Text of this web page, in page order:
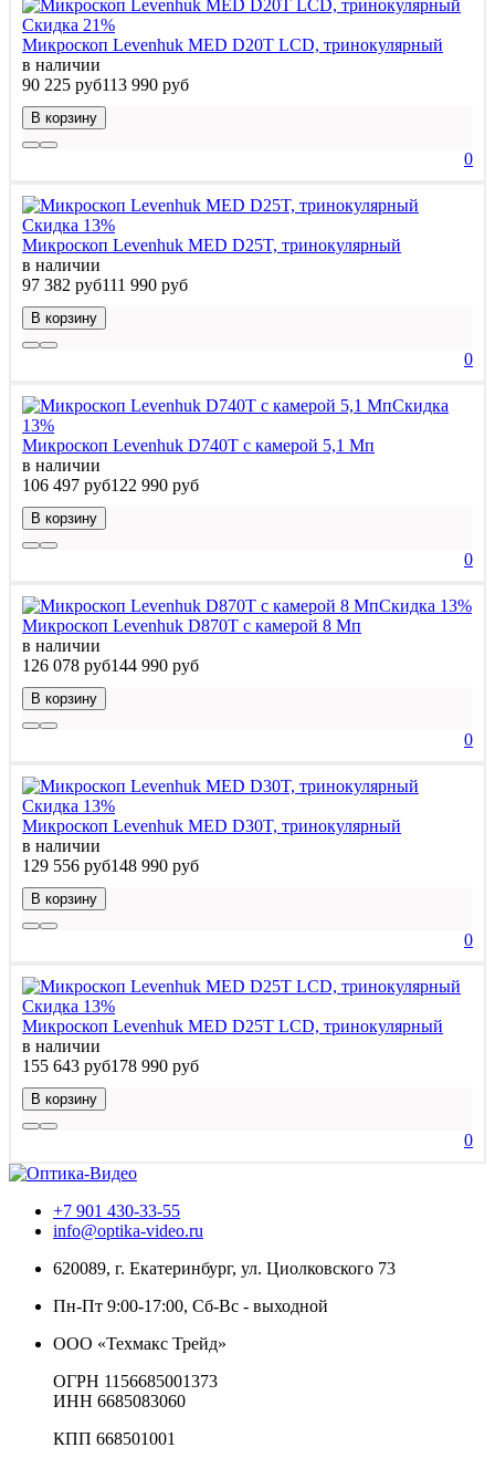
Скидка 21%
Микроскоп Levenhuk MED D20T LCD, тринокулярный
в наличии
90 225 руб113 990 руб
В корзину
0
Скидка 13%
Микроскоп Levenhuk MED D25T, тринокулярный
в наличии
97 382 руб111 990 руб
В корзину
0
Скидка
13%
Микроскоп Levenhuk D740T с камерой 5,1 Мп
в наличии
106 497 руб122 990 руб
В корзину
0
Скидка 13%
Микроскоп Levenhuk D870T с камерой 8 Мп
в наличии
126 078 руб144 990 руб
В корзину
0
Скидка 13%
Микроскоп Levenhuk MED D30T, тринокулярный
в наличии
129 556 руб148 990 руб
В корзину
0
Скидка 13%
Микроскоп Levenhuk MED D25T LCD, тринокулярный
в наличии
155 643 руб178 990 руб
В корзину
0
+7 901 430-33-55
info@optika-video.ru
620089, г. Екатеринбург, ул. Циолковского 73
Пн-Пт 9:00-17:00, Сб-Вс - выходной
ООО «Техмакс Трейд»
ОГРН 1156685001373
ИНН 6685083060
КПП 668501001